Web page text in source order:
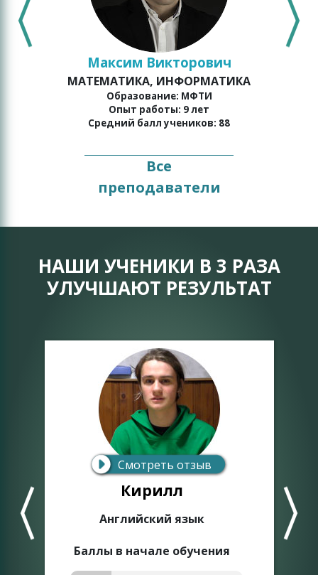
Максим Викторович
МАТЕМАТИКА, ИНФОРМАТИКА
Образование: МФТИ
Опыт работы: 9 лет
Средний балл учеников: 88
Все
преподаватели
НАШИ УЧЕНИКИ В 3 РАЗА
УЛУЧШАЮТ РЕЗУЛЬТАТ
Смотреть отзыв
Кирилл
Английский язык
Баллы в начале обучения